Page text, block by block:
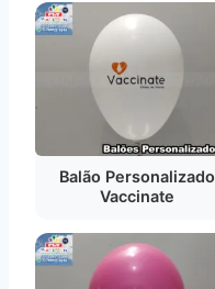
Balão Personalizado
Vaccinate